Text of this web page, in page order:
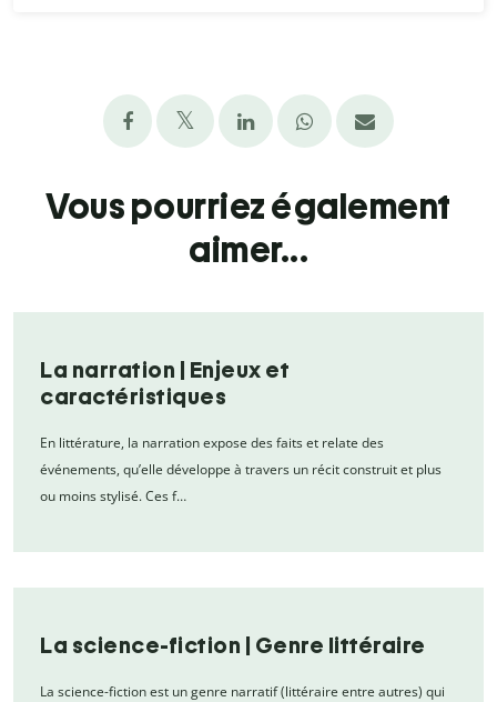
Vous pourriez également
aimer...
La narration | Enjeux et
caractéristiques
En littérature, la narration expose des faits et relate des
événements, qu’elle développe à travers un récit construit et plus
ou moins stylisé. Ces f…
La science-fiction | Genre littéraire
La science-fiction est un genre narratif (littéraire entre autres) qui